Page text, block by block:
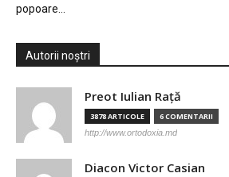
popoare…
Autorii noștri
Preot Iulian Raţă
3878 ARTICOLE 6 COMENTARII
http://www.ortodoxia.md
Diacon Victor Casian